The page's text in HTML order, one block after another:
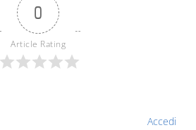
0
Article Rating
Accedi